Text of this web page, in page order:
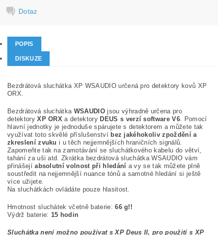
Dotaz
POPIS
DISKUZE
Bezdrátová sluchátka XP WSAUDIO určená pro detektory kovů XP
ORX.
Bezdrátová sluchátka WSAUDIOjsou výhradně určena pro
detektoryXP ORXa detektoryDEUS s verzí software V6. Pomocí
hlavní jednotky je jednoduše spárujete s detektorem a můžete tak
využívat toto skvělé příslušenstvíbez jakéhokoliv zpoždění a
zkreslení zvuku i u těch nejjemnějších hraničních signálů.
Zapomeňte tak na zamotávání se sluchátkového kabelu do větví,
tahání za uši atd. Zkrátka bezdrátová sluchátka WSAUDIO vám
přinášejíabsolutní volnost při hledání a vy se tak můžete plně
soustředit na nejjemnější nuance tónů a samotné hledání si ještě
více užijete.
Na sluchátkách ovládáte pouze hlasitost.
Hmotnost sluchátek včetně baterie:66 g!!
Výdrž baterie: 15 hodin
Sluchátka není možno používat s XP Deus II, pro použití s XP